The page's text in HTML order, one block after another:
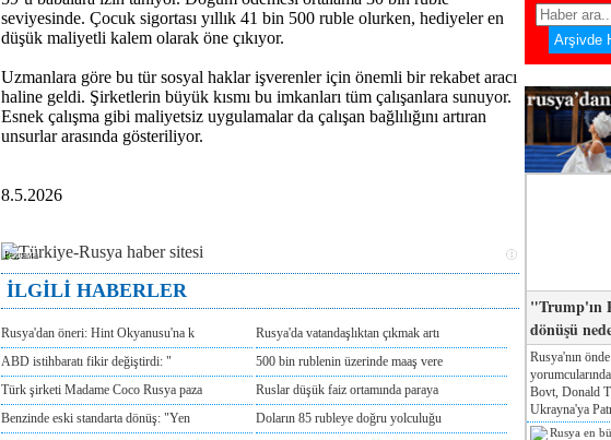
seviyesinde. Çocuk sigortası yıllık 41 bin 500 ruble olurken, hediyeler en
düşük maliyetli kalem olarak öne çıkıyor.
Uzmanlara göre bu tür sosyal haklar işverenler için önemli bir rekabet aracı
haline geldi. Şirketlerin büyük kısmı bu imkanları tüm çalışanlara sunuyor.
Esnek çalışma gibi maliyetsiz uygulamalar da çalışan bağlılığını artıran
unsurlar arasında gösteriliyor.
8.5.2026
Реклама
İLGİLİ HABERLER
Rusya'dan öneri: Hint Okyanusu'na k
Rusya'da vatandaşlıktan çıkmak artı
ABD istihbaratı fikir değiştirdi: "
500 bin rublenin üzerinde maaş vere
Türk şirketi Madame Coco Rusya paza
Ruslar düşük faiz ortamında paraya
Benzinde eski standarta dönüş: "Yen
Doların 85 rubleye doğru yolculuğu
"Trump'ın
dönüşü
Rusya'nın
Bovt, Donald
Ukrayna'ya